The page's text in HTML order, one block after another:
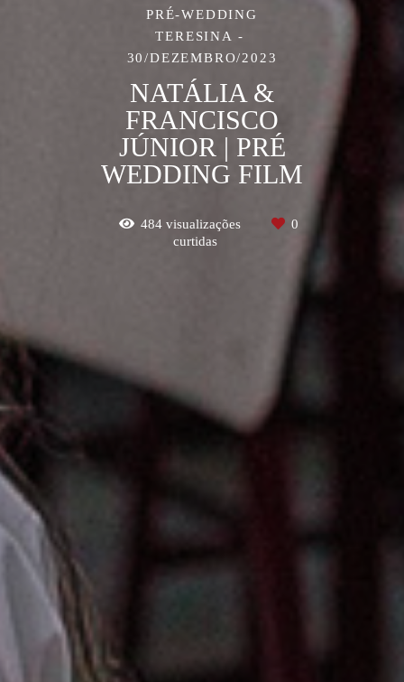
PRÉ-WEDDING
TERESINA
30/DEZEMBRO/2023
NATÁLIA &
FRANCISCO
JÚNIOR | PRÉ
WEDDING FILM
484 visualizações
0
curtidas